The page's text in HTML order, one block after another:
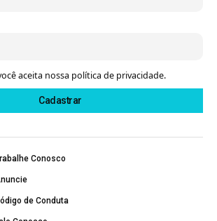
aceita nossa política de privacidade.
Conosco
de Conduta